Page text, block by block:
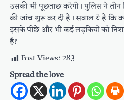
उसकी भी पूछताछ करेगी। पुलिस ने तीन
की जांच शुरू कर दी है। सवाल ये है कि
इसके पीछे और भी कई लड़कियों को
है?
Post Views: 283
Spread the love